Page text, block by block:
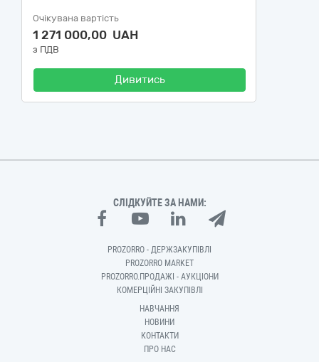
Очікувана вартість
1 271 000,00 UAH
з ПДВ
Дивитись
СЛІДКУЙТЕ ЗА НАМИ:
PROZORRO - ДЕРЖЗАКУПІВЛІ
PROZORRO MARKET
PROZORRO.ПРОДАЖІ - АУКЦІОНИ
КОМЕРЦІЙНІ ЗАКУПІВЛІ
НАВЧАННЯ
НОВИНИ
КОНТАКТИ
ПРО НАС